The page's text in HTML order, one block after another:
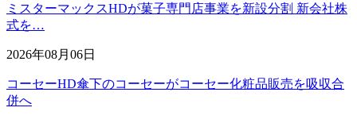
ミスターマックスHDが菓子専門店事業を新設分割 新会社株
式を…
2026年08月06日
コーセーHD傘下のコーセーがコーセー化粧品販売を吸収合
併へ